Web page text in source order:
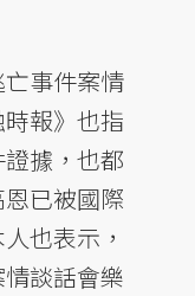
事件案情
報》也指
據，也都
已被國際
也表示，
談話會樂